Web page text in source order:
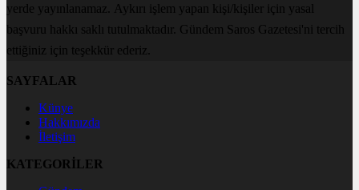
yerde yayınlanamaz. Aykırı işlem yapan kişi/kişiler için yasal
başvuru hakkı saklı tutulmaktadır. Gündem Saros Gazetesi'ni tercih
ettiğiniz için teşekkür ederiz.
SAYFALAR
Künye
Hakkımızda
İletişim
KATEGORİLER